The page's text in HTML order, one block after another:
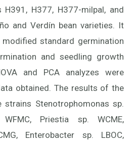
H377, H377-milpal, and
and Verdín bean varieties. It
standard germination
and seedling growth
and PCA analyzes were
obtained. The results of the
strains Stenotrophomonas sp.
Priestia sp. WCME,
Enterobacter sp. LBOC,